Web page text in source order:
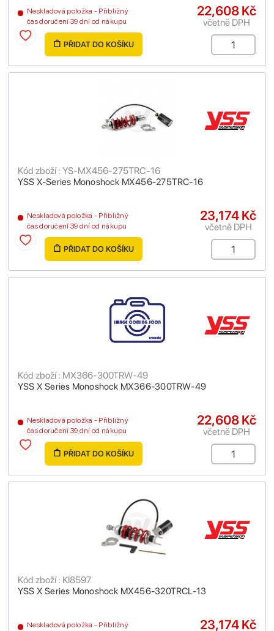
Neskladová položka - Přibližný
čas doručení 39 dní od nákupu
22,608 Kč
včetně DPH
PŘIDAT DO KOŠÍKU
YSS X-Series Monoshock MX456-275TRC-16
Kód zboží : YS-MX456-275TRC-16
Neskladová položka - Přibližný
čas doručení 39 dní od nákupu
23,174 Kč
včetně DPH
PŘIDAT DO KOŠÍKU
YSS X Series Monoshock MX366-300TRW-49
Kód zboží : MX366-300TRW-49
Neskladová položka - Přibližný
čas doručení 39 dní od nákupu
22,608 Kč
včetně DPH
PŘIDAT DO KOŠÍKU
YSS X Series Monoshock MX456-320TRCL-13
Kód zboží : KI8597
Neskladová položka - Přibližný
23,174 Kč